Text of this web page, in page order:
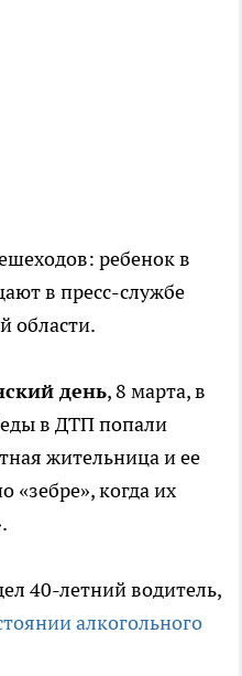
ребенок в
в пресс-службе
области.
день, 8 марта, в
в ДТП попали
жительница и ее
«зебре», когда их
40-летний водитель,
алкогольного